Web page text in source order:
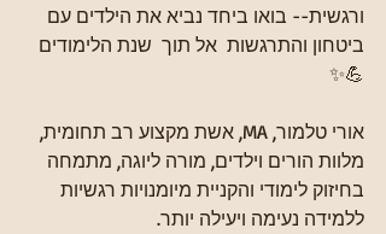
ורגשית-- בואו ביחד נביא את הילדים עם
ביטחון והתרגשות  אל תוך  שנת הלימודים
💪✨
אורי טלמור, MA, אשת מקצוע רב תחומית,
מלוות הורים וילדים, מורה ליוגה, מתמחה
בחיזוק לימודי והקניית מיומנויות רגשיות
ללמידה נעימה ויעילה יותר.